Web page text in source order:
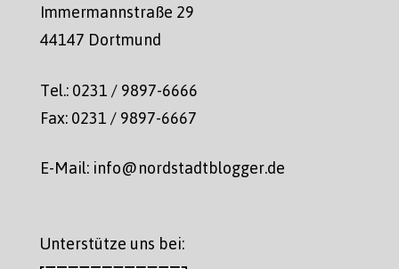
Immermannstraße 29
44147 Dortmund
Tel.: 0231 / 9897-6666
Fax: 0231 / 9897-6667
E-Mail: info@nordstadtblogger.de
Unterstütze uns bei: